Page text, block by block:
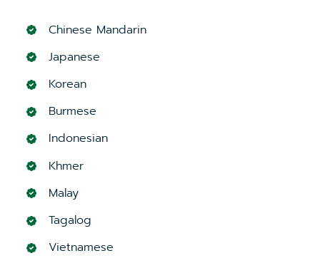
Chinese Mandarin
Japanese
Korean
Burmese
Indonesian
Khmer
Malay
Tagalog
Vietnamese